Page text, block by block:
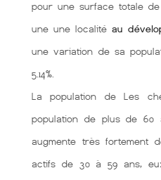
pour une surface totale de
une une localité au
une variation de sa
5.14%.
La population de Les
population de plus de 60
augmente très fortement
actifs de 30 à 59 ans,